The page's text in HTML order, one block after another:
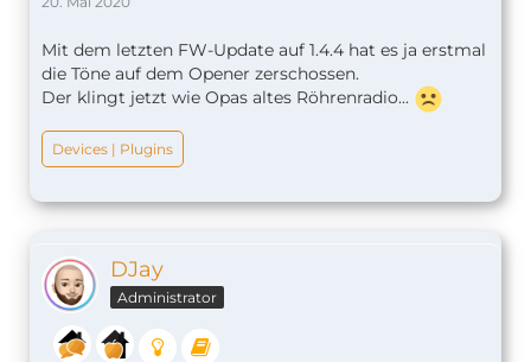
Mit dem letzten FW-Update auf 1.4.4 hat es ja erstmal
die Töne auf dem Opener zerschossen.
Der klingt jetzt wie Opas altes Röhrenradio...
Devices | Plugins
DJay
Administrator